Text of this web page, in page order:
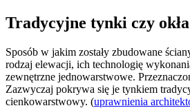
Tradycyjne tynki czy
Sposób w jakim zostały zbudowane
rodzaj elewacji, ich technologię
zewnętrzne jednowarstwowe.
Zazwyczaj pokrywa się je tynkiem
cienkowarstwowy. (uprawnienia